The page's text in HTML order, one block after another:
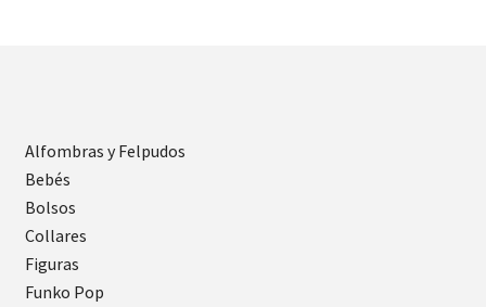
Alfombras y Felpudos
Bebés
Bolsos
Collares
Figuras
Funko Pop